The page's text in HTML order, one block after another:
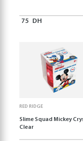
75 DH
RED RIDGE
Slime Squad Mickey
Clear